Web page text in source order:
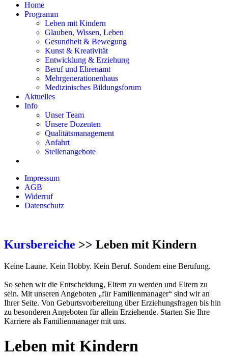
Home
Programm
Leben mit Kindern
Glauben, Wissen, Leben
Gesundheit & Bewegung
Kunst & Kreativität
Entwicklung & Erziehung
Beruf und Ehrenamt
Mehrgenerationenhaus
Medizinisches Bildungsforum
Aktuelles
Info
Unser Team
Unsere Dozenten
Qualitätsmanagement
Anfahrt
Stellenangebote
Impressum
AGB
Widerruf
Datenschutz
Kursbereiche >> Leben mit Kindern
Keine Laune. Kein Hobby. Kein Beruf. Sondern eine Berufung.
So sehen wir die Entscheidung, Eltern zu werden und Eltern zu
sein. Mit unseren Angeboten „für Familienmanager“ sind wir an
Ihrer Seite. Von Geburtsvorbereitung über Erziehungsfragen bis hin
zu besonderen Angeboten für allein Erziehende. Starten Sie Ihre
Karriere als Familienmanager mit uns.
Leben mit Kindern